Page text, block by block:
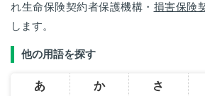
れ生命保険契約者保護機構・ 損害保険
します。
他の用語を探す
あ か さ